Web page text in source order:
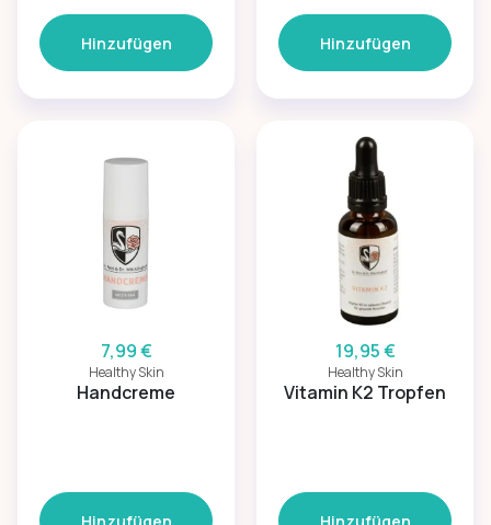
Hinzufügen Hinzufügen
7,99 €
Healthy Skin
Handcreme
19,95 €
Healthy Skin
Vitamin K2 Tropfen